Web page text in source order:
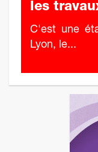
les
C'est une
Lyon, le...